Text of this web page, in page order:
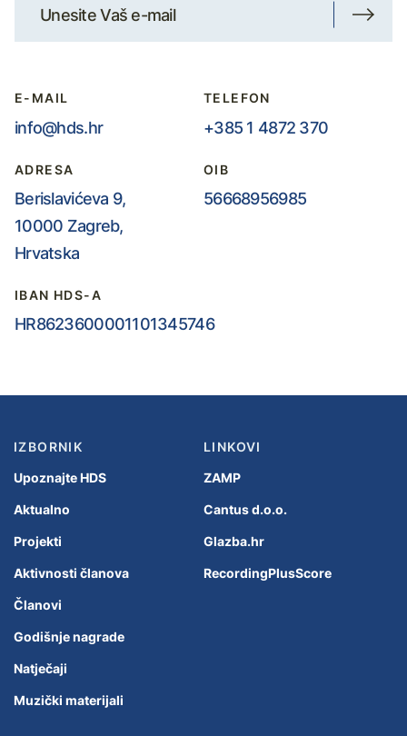
E-MAIL
info@hds.hr
TELEFON
+385 1 4872 370
ADRESA
Berislavićeva 9,
10000 Zagreb,
Hrvatska
OIB
56668956985
IBAN HDS-A
HR8623600001101345746
IZBORNIK
Upoznajte HDS
Aktualno
Projekti
Aktivnosti članova
Članovi
Godišnje nagrade
Natječaji
Muzički materijali
LINKOVI
ZAMP
Cantus d.o.o.
Glazba.hr
RecordingPlusScore